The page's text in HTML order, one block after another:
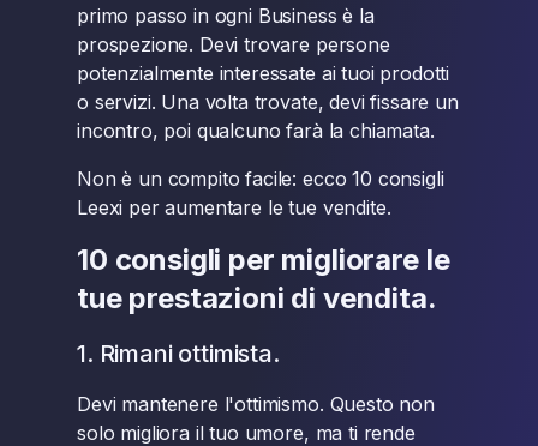
primo passo in ogni Business è la
prospezione. Devi trovare persone
potenzialmente interessate ai tuoi prodotti
o servizi. Una volta trovate, devi fissare un
incontro, poi qualcuno farà la chiamata.
Non è un compito facile: ecco 10 consigli
Leexi per aumentare le tue vendite.
10 consigli per migliorare le
tue prestazioni di vendita.
1. Rimani ottimista.
Devi mantenere l'ottimismo. Questo non
solo migliora il tuo umore, ma ti rende